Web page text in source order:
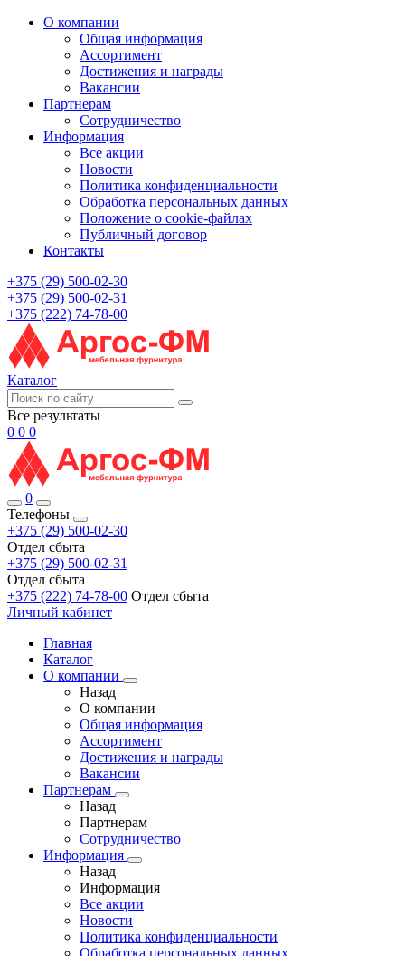
О компании
Общая информация
Ассортимент
Достижения и награды
Вакансии
Партнерам
Сотрудничество
Информация
Все акции
Новости
Политика конфиденциальности
Обработка персональных данных
Положение о cookie-файлах
Публичный договор
Контакты
+375 (29) 500-02-30
+375 (29) 500-02-31
+375 (222) 74-78-00
Каталог
Все результаты
0 0 0
0
Телефоны
+375 (29) 500-02-30
Отдел сбыта
+375 (29) 500-02-31
Отдел сбыта
+375 (222) 74-78-00 Отдел сбыта
Личный кабинет
Главная
Каталог
О компании
Назад
О компании
Общая информация
Ассортимент
Достижения и награды
Вакансии
Партнерам
Назад
Партнерам
Сотрудничество
Информация
Назад
Информация
Все акции
Новости
Политика конфиденциальности
Обработка персональных данных